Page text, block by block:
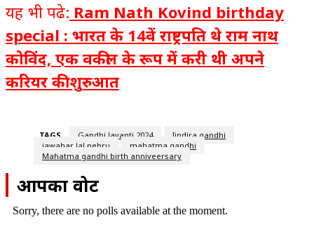
यह भी पढे: Ram Nath Kovind birthday
special : भारत के 14वें राष्ट्रपति थे राम नाथ
कोविंद, एक वकील के रूप में करी थी अपने
करियर की शुरुआत
TAGS Gandhi Jayanti 2024
Iindira gandhi
jawahar lal nehru
mahatma gandhi
Mahatma gandhi birth anniveersary
आपका वोट
Sorry, there are no polls available at the moment.